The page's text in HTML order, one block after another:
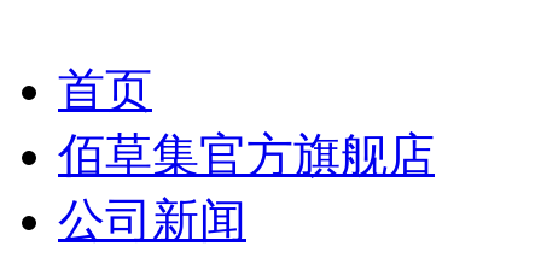
首页
佰草集官方旗舰店
公司新闻